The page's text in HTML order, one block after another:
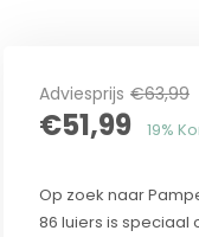
Adviesprijs €63,99
€51,99 19%
Op zoek naar
86 luiers is